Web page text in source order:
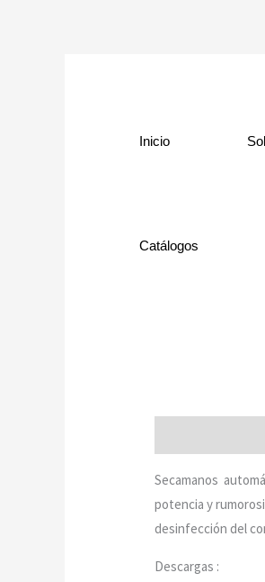
Inicio
Catálogos
Secamanos
potencia y
desinfección del
Descargas :